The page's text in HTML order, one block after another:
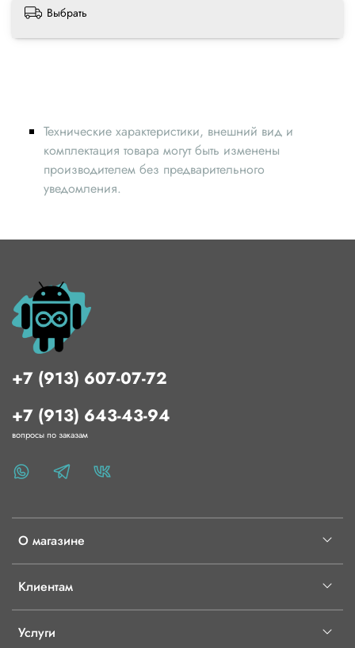
Выбрать
Технические характеристики, внешний вид и
комплектация товара могут быть изменены
производителем без предварительного
уведомления.
О магазине
Клиентам
Услуги
+7 (913) 607-07-72
+7 (913) 643-43-94
вопросы по заказам